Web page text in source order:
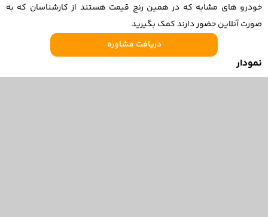
خودرو های مشابه که در همین رنج قیمت هستند از کارشناسان که به
صورت آنلاین حضور دارند کمک بگیرید
دریافت مشاوره
نمودار